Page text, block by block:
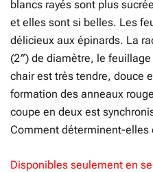
blancs rayés sont plus
et elles sont si belles. Les
délicieux aux épinards. La
(2″) de diamètre, le
chair est très tendre, douce
formation des anneaux
coupe en deux est
Comment déterminent-elles
Disponibles seulement en